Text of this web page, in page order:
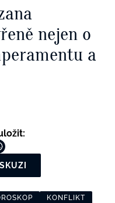
nejen o
a
KONFLIKT